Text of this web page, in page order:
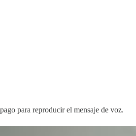
para reproducir el mensaje de voz.